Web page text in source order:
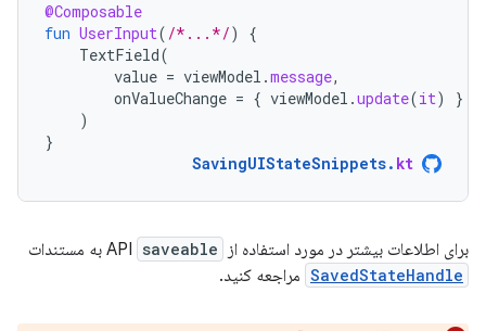
@Composable
fun UserInput( /*...*/)
{
TextField(
value = viewModel .message,
onValueChange = { viewModel .update(it)
}
)
}
SavingUIStateSnippets. kt
برای اطلاعات بیشتر در مورد استفاده از API saveable به مستندات
SavedStateHandle مراجعه کنید.